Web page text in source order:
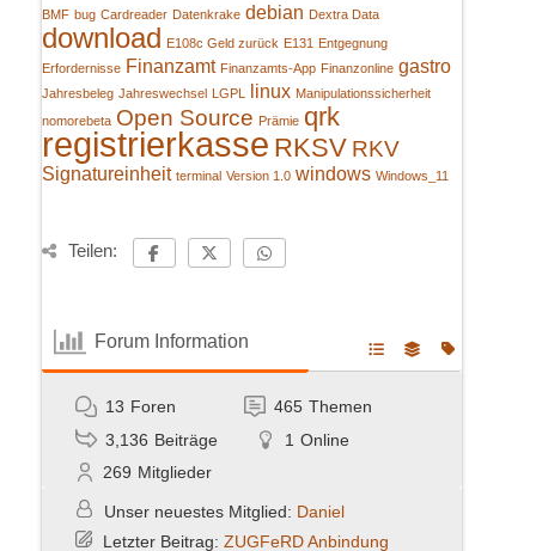
BMF bug Cardreader Datenkrake debian Dextra Data
download E108c Geld zurück E131 Entgegnung
Erfordernisse Finanzamt Finanzamts-App Finanzonline gastro
Jahresbeleg Jahreswechsel LGPL linux Manipulationssicherheit
nomorebeta Open Source Prämie qrk
registrierkasse RKSV RKV
Signatureinheit terminal Version 1.0 windows Windows_11
Teilen:
Forum Information
13 Foren 465 Themen
3,136 Beiträge 1 Online
269 Mitglieder
Unser neuestes Mitglied: Daniel
Letzter Beitrag: ZUGFeRD Anbindung